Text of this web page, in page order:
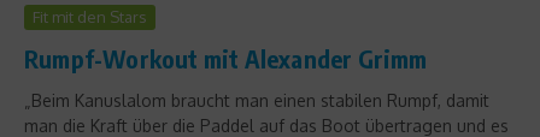
Fit mit den Stars
Rumpf-Workout mit Alexander Grimm
„Beim Kanuslalom braucht man einen stabilen Rumpf, damit
man die Kraft über die Paddel auf das Boot übertragen und es